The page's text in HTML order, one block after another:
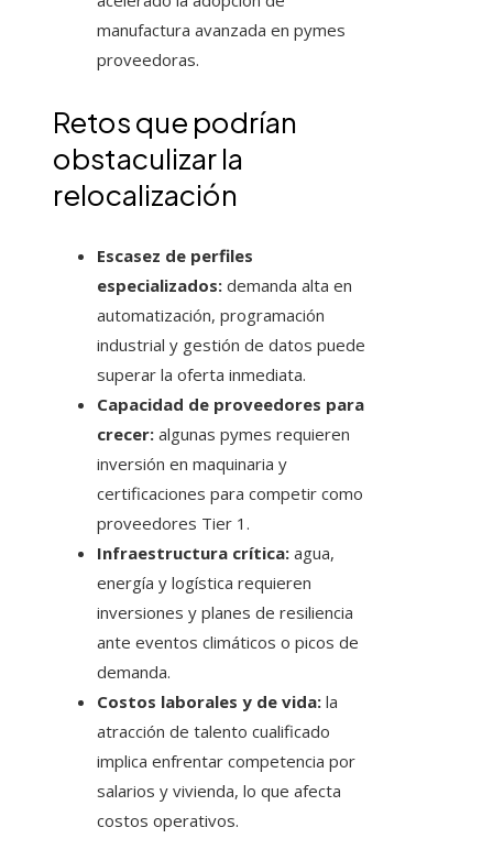
manufactura avanzada en pymes
proveedoras.
Retos que podrían
obstaculizar la
relocalización
Escasez de perfiles
especializados: demanda alta en
automatización, programación
industrial y gestión de datos puede
superar la oferta inmediata.
Capacidad de proveedores para
crecer: algunas pymes requieren
inversión en maquinaria y
certificaciones para competir como
proveedores Tier 1.
Infraestructura crítica: agua,
energía y logística requieren
inversiones y planes de resiliencia
ante eventos climáticos o picos de
demanda.
Costos laborales y de vida: la
atracción de talento cualificado
implica enfrentar competencia por
salarios y vivienda, lo que afecta
costos operativos.